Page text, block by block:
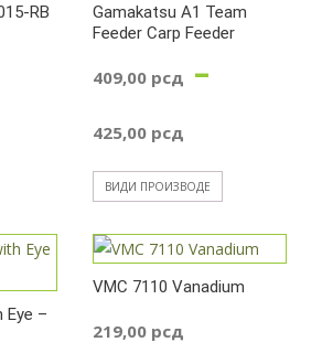
RB
Gamakatsu A1 Team
Feeder Carp Feeder
409,00 рсд –
425,00 рсд
цена:
од
409,00
ВИДИ ПРОИЗВОДЕ
Eye –
VMC 7110 Vanadium
219,00 рсд